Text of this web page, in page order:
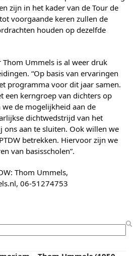
zijn in het kader van de Tour de
voorgaande keren zullen de
houden op dezelfde
Ummels is al weer druk
“Op basis van ervaringen
programma voor dit jaar samen.
een kerngroep van dichters op
we de mogelijkheid aan de
dichtwedstrijd van het
ons aan te sluiten. Ook willen we
betrekken. Hiervoor zijn we
van basisscholen”.
Thom Ummels,
06-51274753